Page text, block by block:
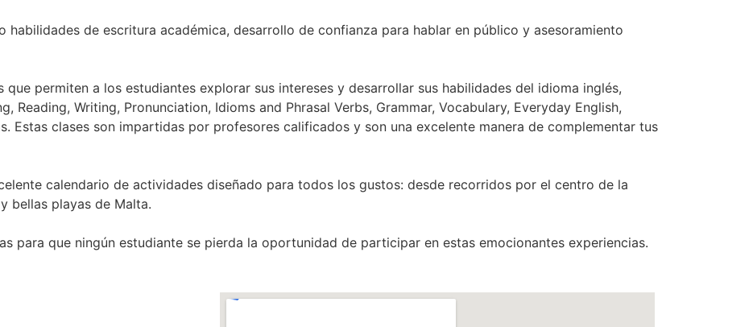
habilidades de escritura académica, desarrollo de confianza para hablar en público y asesoramiento
que permiten a los estudiantes explorar sus intereses y desarrollar sus habilidades del idioma inglés,
Reading, Writing, Pronunciation, Idioms and Phrasal Verbs, Grammar, Vocabulary, Everyday English,
Estas clases son impartidas por profesores calificados y son una excelente manera de complementar tus
calendario de actividades diseñado para todos los gustos: desde recorridos por el centro de la
bellas playas de Malta.
para que ningún estudiante se pierda la oportunidad de participar en estas emocionantes experiencias.